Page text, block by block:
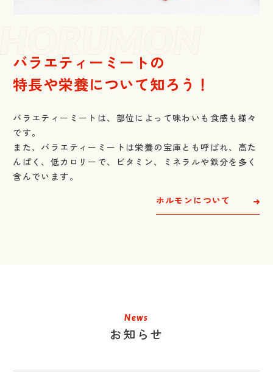
バラエティーミートの
特長や栄養について知ろう！
バラエティーミートは、部位によって味わいも食感も様々
です。
また、バラエティーミートは栄養の宝庫とも呼ばれ、高た
んぱく、 低カロリーで、ビタミン、ミネラルや鉄分を多く
含んでいます。
ホルモンについて
News
お知らせ